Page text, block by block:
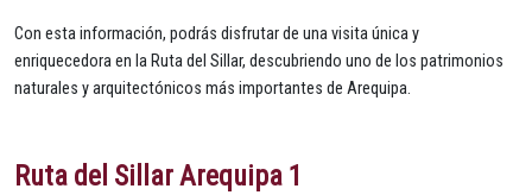
Con esta información, podrás disfrutar de una visita única y
enriquecedora en la Ruta del Sillar, descubriendo uno de los patrimonios
naturales y arquitectónicos más importantes de Arequipa.
Ruta del Sillar Arequipa 1